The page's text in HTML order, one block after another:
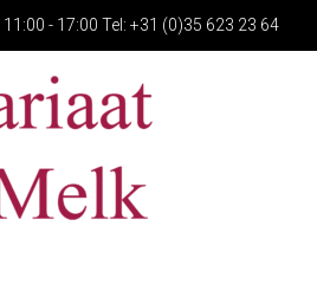
11:00 - 17:00 Tel: +31 (0)35 623 23 64